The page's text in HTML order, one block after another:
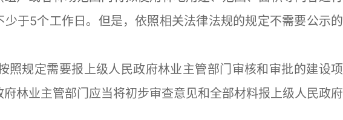
少于5个工作日。但是，依照相关法律法规的规定不需要公示的
规定需要报上级人民政府林业主管部门审核和审批的建设项
府林业主管部门应当将初步审查意见和全部材料报上级人民政府